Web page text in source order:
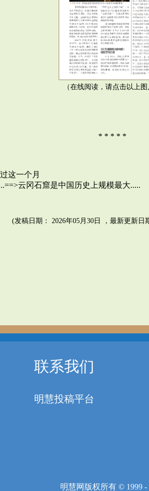
（在线阅读，请点击以上图
* * * * *
这一个月
云冈石窟是中国历史上规模最大.....
(发稿日期： 2026年05月30日 ，最新更新日
联系我们
明慧投稿平台
明慧网版权所有 © 1999 -